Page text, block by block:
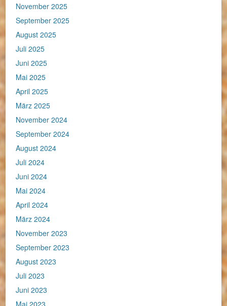
November 2025
September 2025
August 2025
Juli 2025
Juni 2025
Mai 2025
April 2025
März 2025
November 2024
September 2024
August 2024
Juli 2024
Juni 2024
Mai 2024
April 2024
März 2024
November 2023
September 2023
August 2023
Juli 2023
Juni 2023
Mai 2023